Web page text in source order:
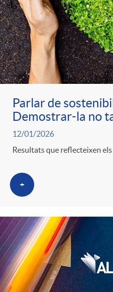
Parlar de
Demostrar-la no
12/01/2026
Resultats que reflecteixen
+